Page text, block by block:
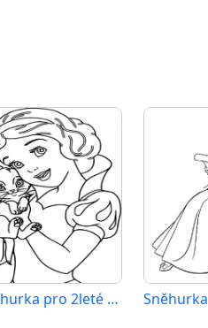
Sněhurka pro 2leté Děti Sněhurka